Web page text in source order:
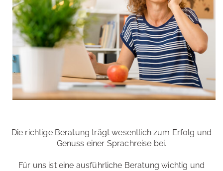
Die richtige Beratung trägt wesentlich zum Erfolg und
Genuss einer Sprachreise bei.
Für uns ist eine ausführliche Beratung wichtig und